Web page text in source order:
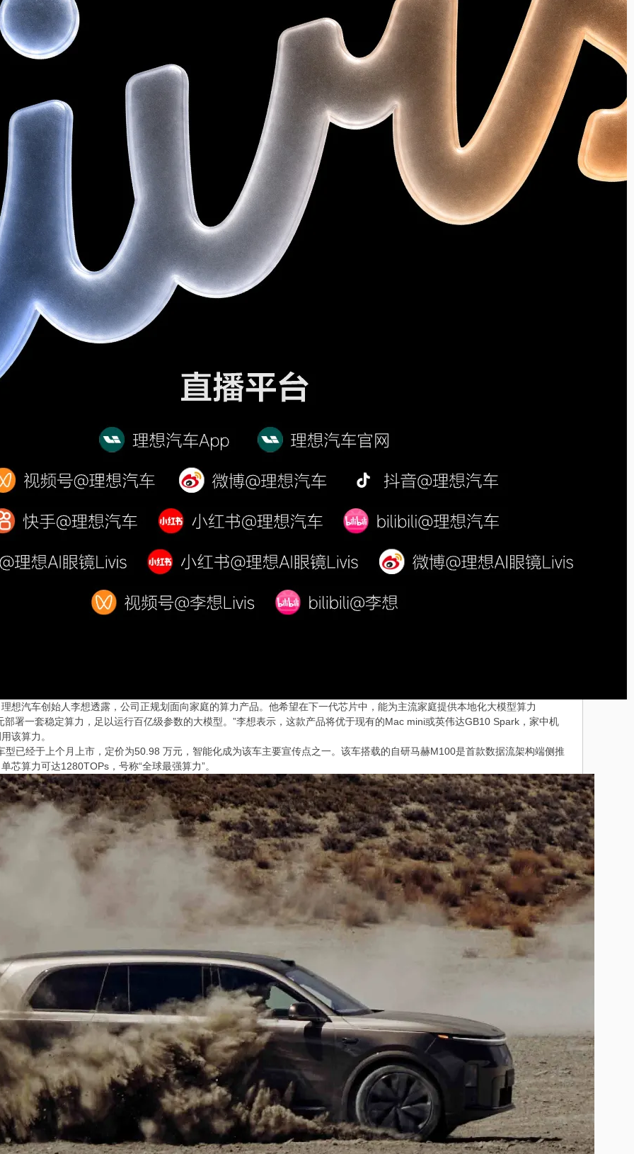
想汽车创始人李想透露，公司正规划面向家庭的算力产品。他希望在下一代芯片中，能为主流家庭提供本地化大模型算力
署一套稳定算力，足以运行百亿级参数的大模型。”李想表示，这款产品将优于现有的Mac mini或英伟达GB10 Spark，家中机
该算力。
型已经于上个月上市，定价为50.98 万元，智能化成为该车主要宣传点之一。该车搭载的自研马赫M100是首款数据流架构端侧推
芯算力可达1280TOPs，号称“全球最强算力”。